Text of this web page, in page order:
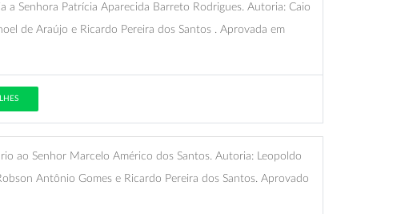
a Senhora Patrícia Aparecida Barreto Rodrigues. Autoria: Caio
de Araújo e Ricardo Pereira dos Santos . Aprovada em
ao Senhor Marcelo Américo dos Santos. Autoria: Leopoldo
Antônio Gomes e Ricardo Pereira dos Santos. Aprovado